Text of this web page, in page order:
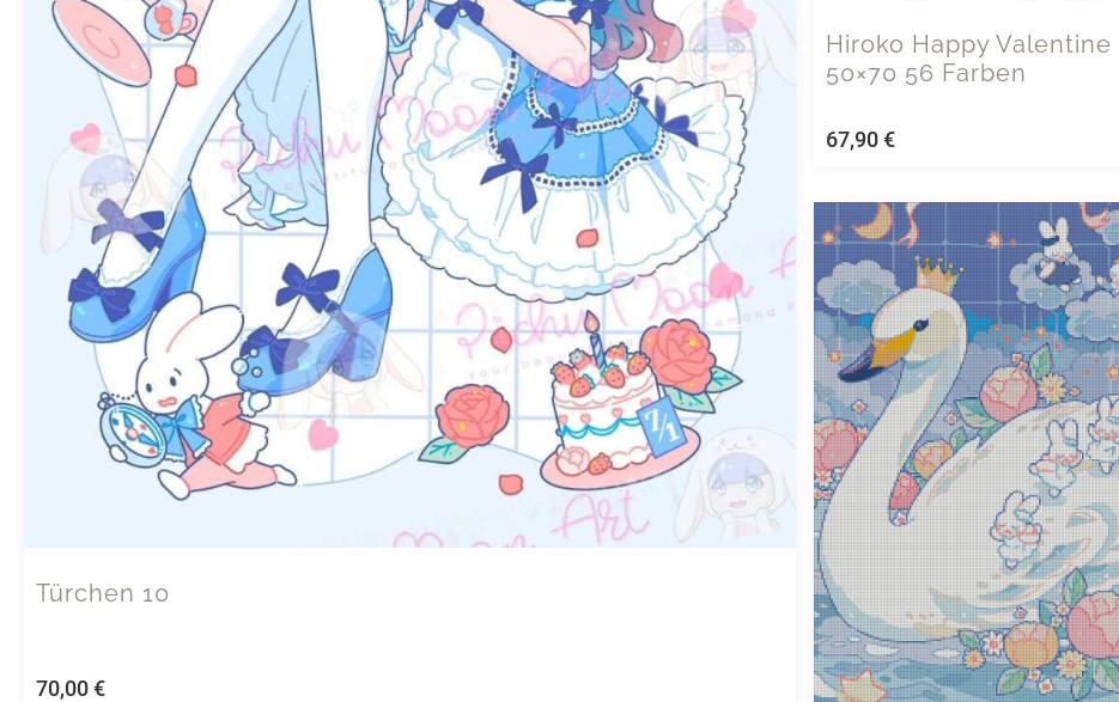
Türchen 10
70,00€
Hiroko Happy Valentine
50×70 56 Farben
67,90€